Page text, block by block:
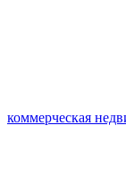
коммерческая